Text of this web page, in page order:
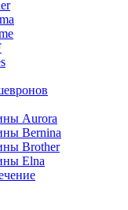
Aurora
Bernina
Brother
Elna